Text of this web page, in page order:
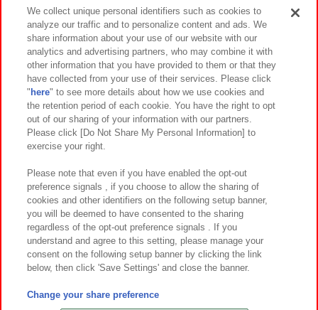
イベント・キャンペーン
関連会社 サステナビリティ サイトポリシー
プライバシーポリシー ウェブアクセシビリティ方針と検証結果
お取引先さまとともに
カスタマーハラスメント対応方針 よくあるご質問・お問い合わせ
©Bandai Namco Amusement Inc.
©Bandai Namco Amusement Lab Inc.
We collect unique personal identifiers such as cookies to
analyze our traffic and to personalize content and ads. We
share information about your use of our website with our
analytics and advertising partners, who may combine it with
other information that you have provided to them or that they
have collected from your use of their services. Please click
" here" to see more details about how we use cookies and
the retention period of each cookie. You have the right to opt
out of our sharing of your information with our partners.
Please click [Do Not Share My Personal Information] to
exercise your right.
Please note that even if you have enabled the opt-out
preference signals , if you choose to allow the sharing of
cookies and other identifiers on the following setup banner,
you will be deemed to have consented to the sharing
regardless of the opt-out preference signals . If you
understand and agree to this setting, please manage your
consent on the following setup banner by clicking the link
below, then click 'Save Settings' and close the banner.
Change your share preference